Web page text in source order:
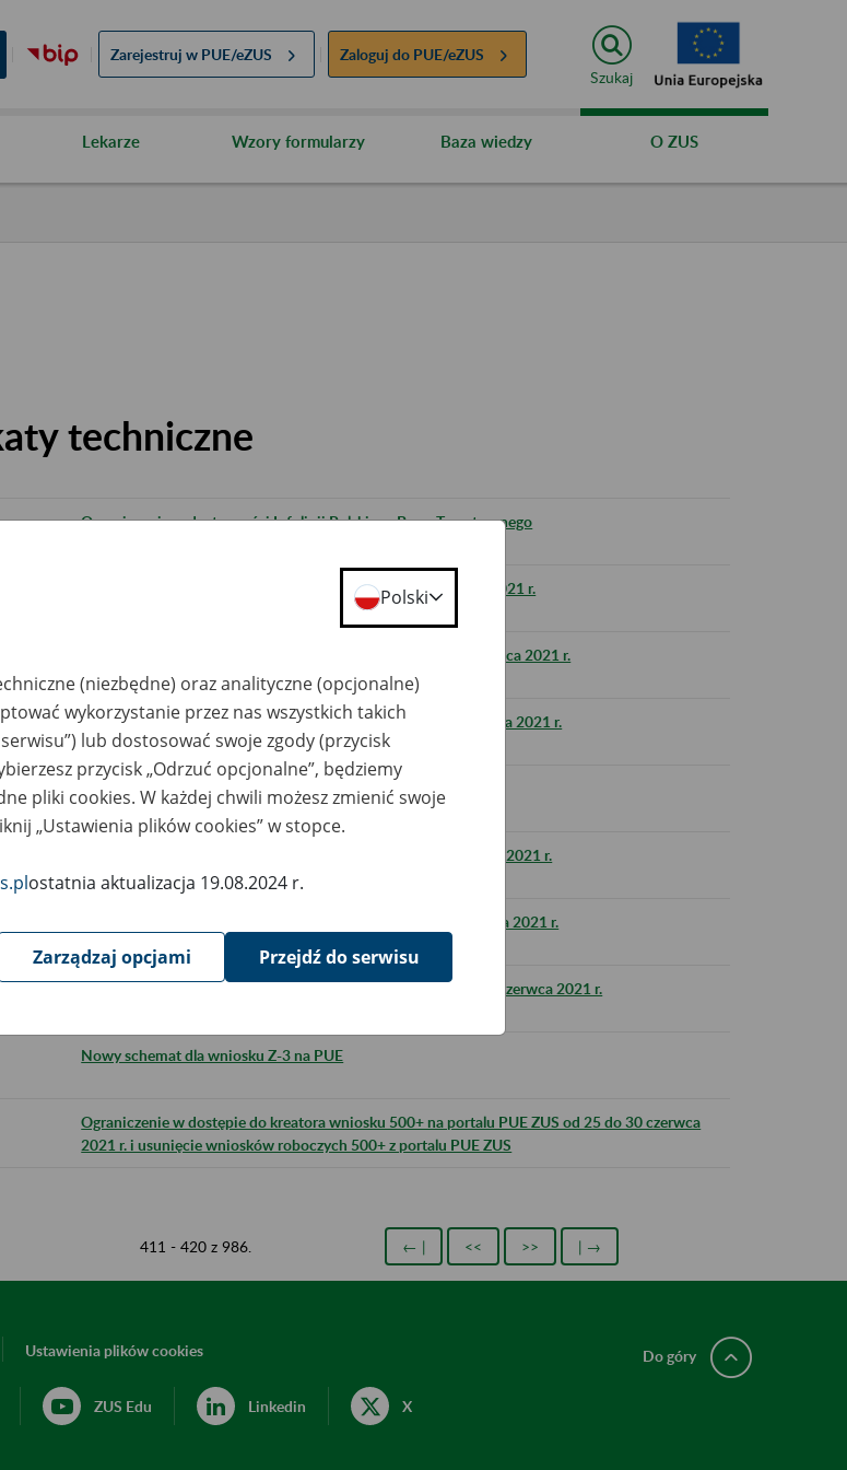
Zarejestruj w PUE/eZUS Zaloguj do PUE/eZUS
Szukaj
Lekarze Wzory formularzy Baza wiedzy O ZUS
techniczne
Ograniczenia w dostępności Infolinii Polskiego Bonu Turystycznego
Ograniczenie w dostępie do portalu PUE ZUS i zus.pl 10 lipca 2021 r.
Ograniczenie w dostępie do portalu PUE ZUS w nocy 9 na 10 lipca 2021 r.
Ograniczenie w dostępie do portalu PUE ZUS w nocy 30 czerwca 2021 r.
Ograniczenia w dostępności portalu PUE
Wdrożenie nowej metryki programu Płatnik w dniu 25 czerwca 2021 r.
Ograniczenie w dostępie do portalu PUE ZUS i zus.pl 26 czerwca 2021 r.
Ograniczenie w dostępie do portalu PUE ZUS w nocy 25 na 26 czerwca 2021 r.
Nowy schemat dla wniosku Z-3 na PUE
Ograniczenie w dostępie do kreatora wniosku 500+ na portalu PUE ZUS od 25 do 30 czerwca
2021 r. i usunięcie wniosków roboczych 500+ z portalu PUE ZUS
411 - 420 z 986. ← | << >> | →
Ustawienia plików cookies
ZUS Edu Linkedin X
Do góry
Polski
(niezbędne) oraz analityczne (opcjonalne)
wykorzystanie przez nas wszystkich takich
lub dostosować swoje zgody (przycisk
przycisk „Odrzuć opcjonalne”, będziemy
pliki cookies. W każdej chwili możesz zmienić swoje
„Ustawienia plików cookies” w stopce.
ostatnia aktualizacja 19.08.2024 r.
Zarządzaj opcjami Przejdź do serwisu